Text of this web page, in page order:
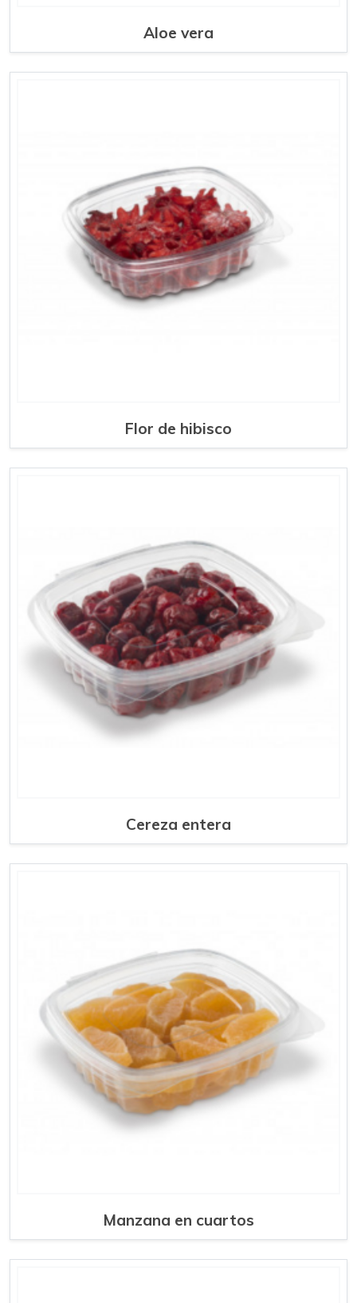
Aloe vera
Flor de hibisco
Cereza entera
Manzana en cuartos